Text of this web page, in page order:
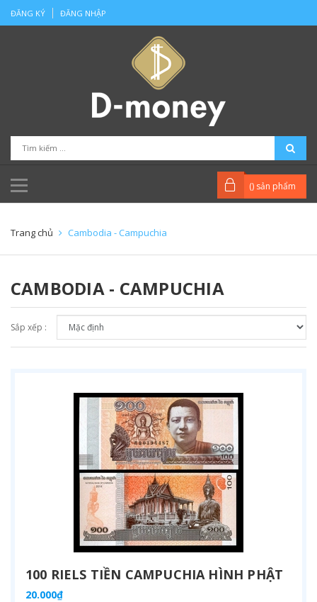
ĐĂNG KÝ ĐĂNG NHẬP
() sản phẩm
Trang chủ Cambodia - Campuchia
CAMBODIA - CAMPUCHIA
Sắp xếp :
100 RIELS TIỀN CAMPUCHIA HÌNH PHẬT
20.000₫